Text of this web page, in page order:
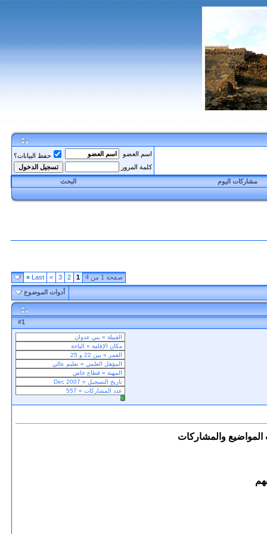
اسم العضو
حفظ البيانات؟
كلمة المرور
مشاركات اليوم البحث
صفحة 1 من 4 1
2
3
>
Last
»
أدوات الموضوع
#
1